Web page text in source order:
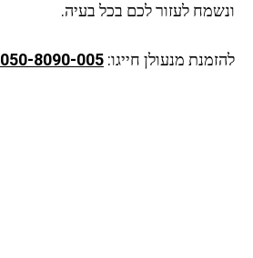
ונשמח לעזור לכם בכל בעיה.
להזמנת מנעולן חייגו: 050-8090-005.